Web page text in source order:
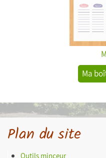
Ma
Plan du site
Outils minceur